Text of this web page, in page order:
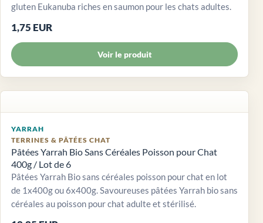
gluten Eukanuba riches en saumon pour les chats adultes.
1,75 EUR
Voir le produit
YARRAH
TERRINES & PÂTÉES CHAT
Pâtées Yarrah Bio Sans Céréales Poisson pour Chat
400g / Lot de 6
Pâtées Yarrah Bio sans céréales poisson pour chat en lot
de 1x400g ou 6x400g. Savoureuses pâtées Yarrah bio sans
céréales au poisson pour chat adulte et stérilisé.